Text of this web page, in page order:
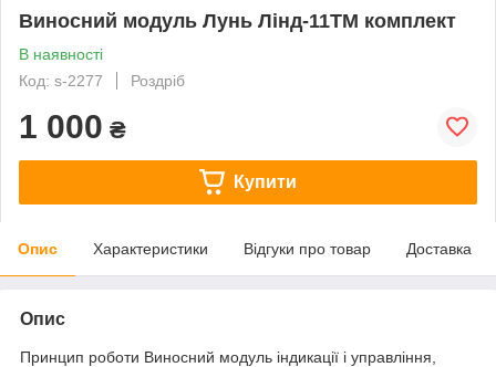
Виносний модуль Лунь Лінд-11ТМ комплект
В наявності
Код: s-2277
Роздріб
1 000 ₴
Купити
Опис Характеристики Відгуки про товар Доставка
Опис
Принцип роботи Виносний модуль індикації і управління,